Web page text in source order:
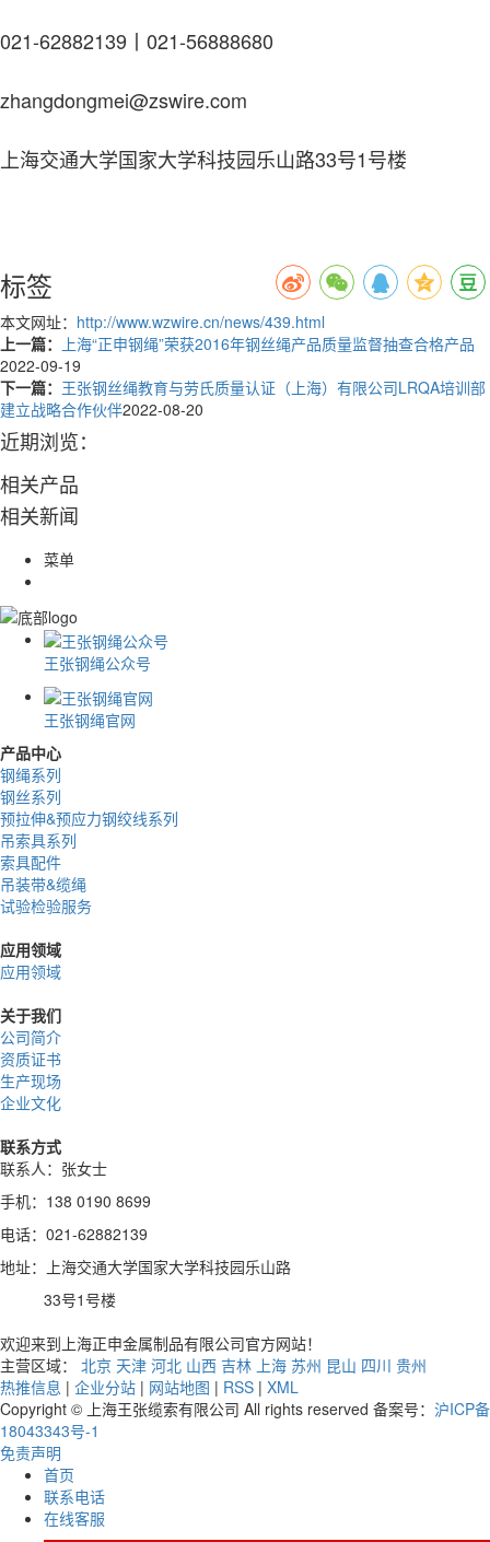
021-62882139丨021-56888680
zhangdongmei@zswire.com
上海交通大学国家大学科技园乐山路33号1号楼
标签
本文网址： http://www.wzwire.cn/news/439.html
上一篇：
上海“正申钢绳”荣获2016年钢丝绳产品质量监督抽查合格产品
2022-09-19
下一篇： 王张钢丝绳教育与劳氏质量认证（上海）有限公司LRQA培训部
建立战略合作伙伴2022-08-20
近期浏览：
相关产品
相关新闻
菜单
王张钢绳公众号
王张钢绳官网
产品中心
钢绳系列
钢丝系列
预拉伸&预应力钢绞线系列
吊索具系列
索具配件
吊装带&缆绳
试验检验服务
应用领域
应用领域
关于我们
公司简介
资质证书
生产现场
企业文化
联系方式
联系人：张女士
手机：138 0190 8699
电话：021-62882139
地址：上海交通大学国家大学科技园乐山路
33号1号楼
欢迎来到上海正申金属制品有限公司官方网站！
主营区域： 北京 天津 河北 山西 吉林 上海 苏州 昆山 四川 贵州
热推信息 | 企业分站 | 网站地图 | RSS | XML
Copyright © 上海王张缆索有限公司 All rights reserved 备案号： 沪ICP备
18043343号-1
免责声明
首页
联系电话
在线客服